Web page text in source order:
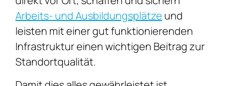
Arbeits- und Ausbildungsplätze und
leisten mit einer gut funktionierenden
Infrastruktur einen wichtigen Beitrag zur
Standortqualität.